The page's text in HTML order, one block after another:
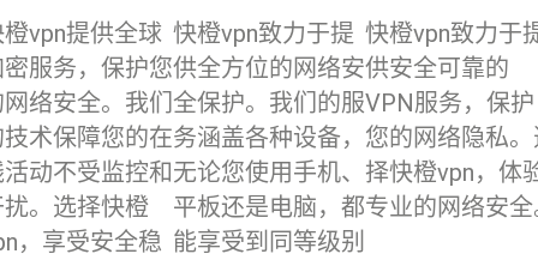
vpn提供全球
服务，保护您
络安全。我们
术保障您的在
动不受监控和
。选择快橙
，享受安全稳
快橙vpn致力于提
供全方位的网络安
全保护。我们的服
务涵盖各种设备，
无论您使用手机、
平板还是电脑，都
能享受到同等级别
快橙vpn致力于
供安全可靠的
VPN服务，保护
您的网络隐私
择快橙vpn，体
专业的网络安